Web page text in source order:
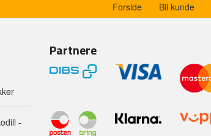
Forside Bli kunde
-
Partnere